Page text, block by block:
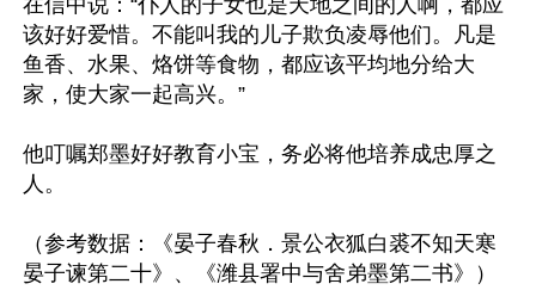
在信中说：“仆人的子女也是天地之间的人啊，都应
该好好爱惜。不能叫我的儿子欺负凌辱他们。凡是
鱼香、水果、烙饼等食物，都应该平均地分给大
家，使大家一起高兴。”
他叮嘱郑墨好好教育小宝，务必将他培养成忠厚之
人。
（参考数据：《晏子春秋．景公衣狐白裘不知天寒
晏子谏第二十》、《潍县署中与舍弟墨第二书》）